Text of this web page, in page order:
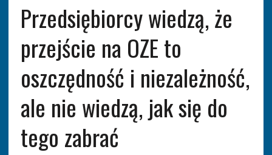
Przedsiębiorcy wiedzą, że
przejście na OZE to
oszczędność i niezależność,
ale nie wiedzą, jak się do
tego zabrać